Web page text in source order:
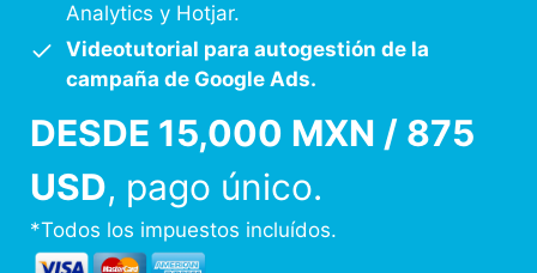
Analytics y Hotjar.
Videotutorial para autogestión de la
campaña de Google Ads.
DESDE 15,000 MXN / 875
USD, pago único.
*Todos los impuestos incluídos.